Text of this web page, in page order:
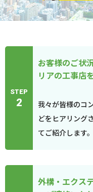
STEP
2
お客様のご状
リアの工事店
我々が皆様のコ
どをヒアリング
てご紹介します。
外構・エクス